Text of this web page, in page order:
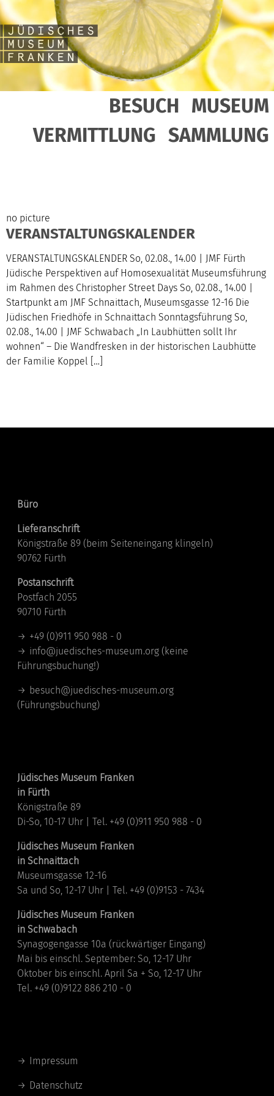
BESUCH MUSEUM
VERMITTLUNG SAMMLUNG
no picture
VERANSTALTUNGSKALENDER
VERANSTALTUNGSKALENDER So, 02.08., 14.00 | JMF Fürth
Jüdische Perspektiven auf Homosexualität Museumsführung
im Rahmen des Christopher Street Days So, 02.08., 14.00 |
Startpunkt am JMF Schnaittach, Museumsgasse 12-16 Die
Jüdischen Friedhöfe in Schnaittach Sonntagsführung So,
02.08., 14.00 | JMF Schwabach „In Laubhütten sollt Ihr
wohnen“ – Die Wandfresken in der historischen Laubhütte
der Familie Koppel […]
Büro
Lieferanschrift
Königstraße 89 (beim Seiteneingang klingeln)
90762 Fürth
Postanschrift
Postfach 2055
90710 Fürth
+49 (0)911 950 988 - 0
info@juedisches-museum.org (keine
Führungsbuchung!)
besuch@juedisches-museum.org
(Führungsbuchung)
Jüdisches Museum Franken
in Fürth
Königstraße 89
Di-So, 10-17 Uhr | Tel. +49 (0)911 950 988 - 0
Jüdisches Museum Franken
in Schnaittach
Museumsgasse 12-16
Sa und So, 12-17 Uhr | Tel. +49 (0)9153 - 7434
Jüdisches Museum Franken
in Schwabach
Synagogengasse 10a (rückwärtiger Eingang)
Mai bis einschl. September: So, 12-17 Uhr
Oktober bis einschl. April Sa + So, 12-17 Uhr
Tel. +49 (0)9122 886 210 - 0
Impressum
Datenschutz